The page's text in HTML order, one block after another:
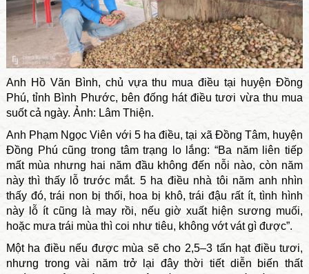
Anh Hồ Văn Bình, chủ vựa thu mua điều tại huyện Đồng
Phú, tỉnh Bình Phước, bên đống hát điều tươi vừa thu mua
suốt cả ngày. Ảnh: Lâm Thiện.
Anh Phạm Ngọc Viên với 5 ha điều, tại xã Đồng Tâm, huyện
Đồng Phú cũng trong tâm trạng lo lắng: “Ba năm liên tiếp
mất mùa nhưng hai năm đầu không đến nỗi nào, còn năm
này thì thấy lỗ trước mắt. 5 ha điều nhà tôi năm anh nhìn
thấy đó, trái non bị thối, hoa bị khô, trái đậu rất ít, tình hình
này lỗ ít cũng là may rồi, nếu giờ xuất hiện sương muối,
hoặc mưa trái mùa thì coi như tiêu, không vớt vát gì được”.
Một ha điều nếu được mùa sẽ cho 2,5–3 tấn hạt điều tươi,
nhưng trong vài năm trở lại đây thời tiết diễn biến thất